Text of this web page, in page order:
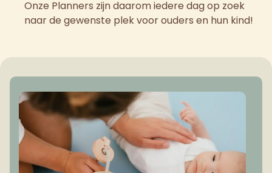
Onze Planners zijn daarom iedere dag op zoek
naar de gewenste plek voor ouders en hun kind!